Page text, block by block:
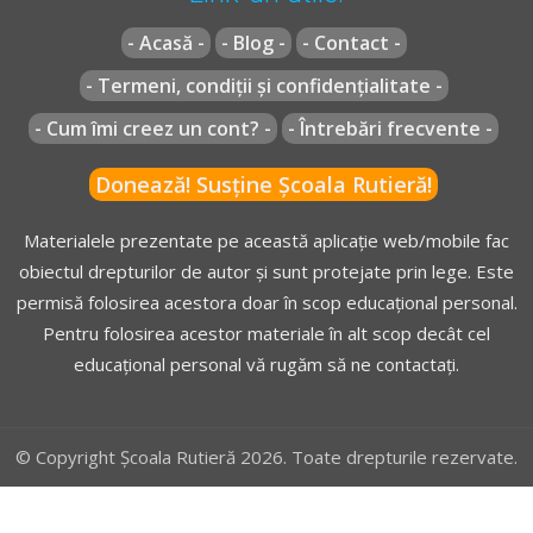
- Acasă - - Blog -
- Contact -
- Termeni, condiții și confidențialitate -
- Cum îmi creez un cont? -
- Întrebări frecvente -
Donează! Susține Școala Rutieră!
Materialele prezentate pe această aplicație web/mobile fac
obiectul drepturilor de autor și sunt protejate prin lege. Este
permisă folosirea acestora doar în scop educațional personal.
Pentru folosirea acestor materiale în alt scop decât cel
educațional personal vă rugăm să ne contactați.
© Copyright Școala Rutieră 2026. Toate drepturile rezervate.